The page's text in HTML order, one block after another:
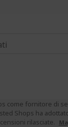
come fornitore di
Shops ha
rilasciate.